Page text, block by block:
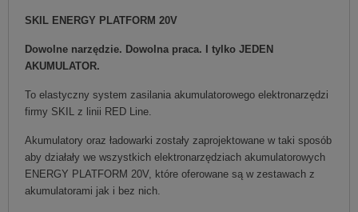
SKIL ENERGY PLATFORM 20V
Dowolne narzędzie. Dowolna praca. I tylko JEDEN
AKUMULATOR.
To elastyczny system zasilania akumulatorowego elektronarzędzi
firmy SKIL z linii RED Line.
Akumulatory oraz ładowarki zostały zaprojektowane w taki sposób
aby działały we wszystkich elektronarzędziach akumulatorowych
ENERGY PLATFORM 20V, które oferowane są w zestawach z
akumulatorami jak i bez nich.